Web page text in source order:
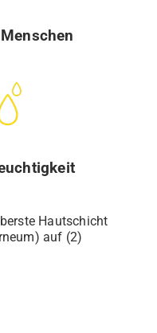
Hautschicht
auf (2)